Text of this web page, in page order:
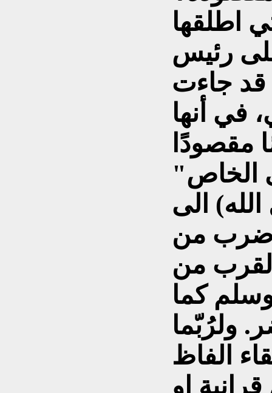
اطلقها
رئيس
قد جاءت
في أنها
مقصودًا
الخاص"
الى
ضرب من
من
كما
ولرُبّما
الفاظ
او